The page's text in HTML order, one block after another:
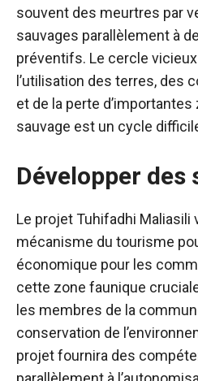
souvent des meurtres par
sauvages parallèlement à
préventifs. Le cercle vicieux
l’utilisation des terres, des
et de la perte
sauvage est un cycle
Développer des
Le projet Tuhifadhi Maliasili
mécanisme du tourisme
économique pour les
cette zone faunique
les membres de la
conservation de
projet fournira des